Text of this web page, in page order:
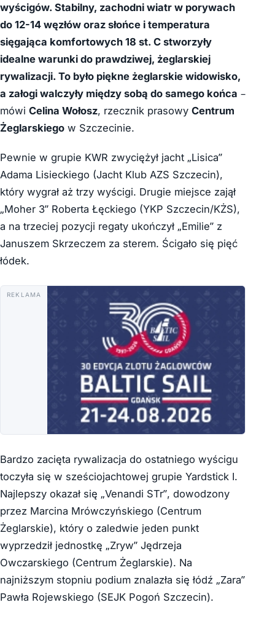
wyścigów. Stabilny, zachodni wiatr w porywach
do 12-14 węzłów oraz słońce i temperatura
sięgająca komfortowych 18 st. C stworzyły
idealne warunki do prawdziwej, żeglarskiej
rywalizacji. To było piękne żeglarskie widowisko,
a załogi walczyły między sobą do samego końca –
mówi Celina Wołosz, rzecznik prasowy Centrum
Żeglarskiego w Szczecinie.
Pewnie w grupie KWR zwyciężył jacht „Lisica”
Adama Lisieckiego (Jacht Klub AZS Szczecin),
który wygrał aż trzy wyścigi. Drugie miejsce zajął
„Moher 3” Roberta Łęckiego (YKP Szczecin/KŻS),
a na trzeciej pozycji regaty ukończył „Emilie” z
Januszem Skrzeczem za sterem. Ścigało się pięć
łódek.
REKLAMA
Bardzo zacięta rywalizacja do ostatniego wyścigu
toczyła się w sześciojachtowej grupie Yardstick I.
Najlepszy okazał się „Venandi STr”, dowodzony
przez Marcina Mrówczyńskiego (Centrum
Żeglarskie), który o zaledwie jeden punkt
wyprzedził jednostkę „Zryw” Jędrzeja
Owczarskiego (Centrum Żeglarskie). Na
najniższym stopniu podium znalazła się łódź „Zara”
Pawła Rojewskiego (SEJK Pogoń Szczecin).